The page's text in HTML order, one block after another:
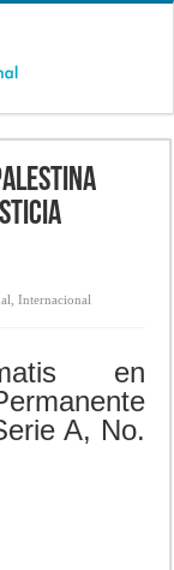
,Internacional
en
A, No.